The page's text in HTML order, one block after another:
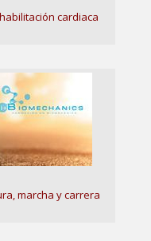
cardiaca
marcha y carrera